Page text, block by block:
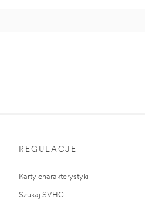
REGULACJE
Karty charakterystyki
Szukaj SVHC